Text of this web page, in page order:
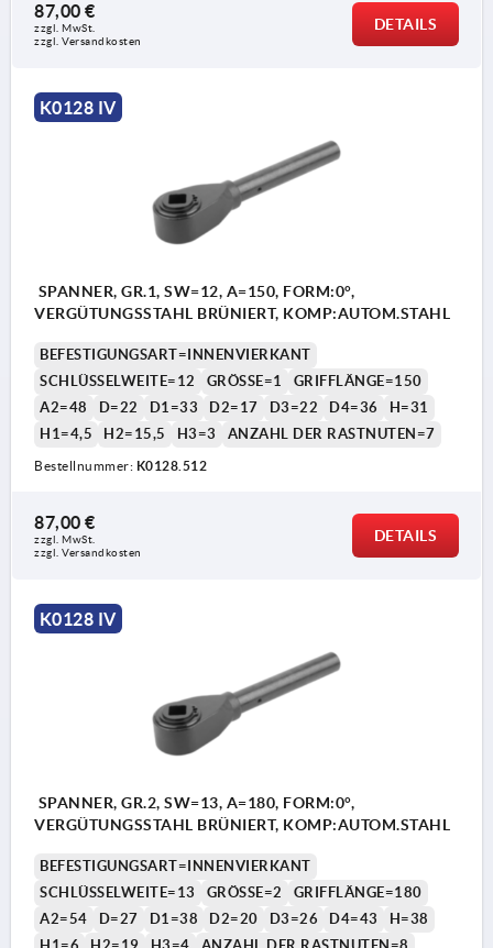
87,00 €
zzgl. MwSt.
zzgl. Versandkosten
DETAILS
K0128 IV
SPANNER, GR.1, SW=12, A=150, FORM:0°,
VERGÜTUNGSSTAHL BRÜNIERT, KOMP:AUTOM.STAHL
BEFESTIGUNGSART=INNENVIERKANT
SCHLÜSSELWEITE=12
GRÖSSE=1
GRIFFLÄNGE=150
A2=48
D=22 D1=33 D2=17 D3=22 D4=36
H=31
H1=4,5
H2=15,5 H3=3 ANZAHL DER RASTNUTEN=7
Bestellnummer: K0128.512
87,00 €
zzgl. MwSt.
zzgl. Versandkosten
DETAILS
K0128 IV
SPANNER, GR.2, SW=13, A=180, FORM:0°,
VERGÜTUNGSSTAHL BRÜNIERT, KOMP:AUTOM.STAHL
BEFESTIGUNGSART=INNENVIERKANT
SCHLÜSSELWEITE=13
GRÖSSE=2
GRIFFLÄNGE=180
A2=54
D=27 D1=38 D2=20 D3=26 D4=43
H=38